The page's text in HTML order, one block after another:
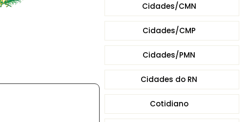
Cidades/CMN
Cidades/CMP
Cidades/PMN
Cidades do RN
Cotidiano